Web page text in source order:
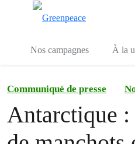
Nos campagnes À la
Communiqué de presse
Antarctique